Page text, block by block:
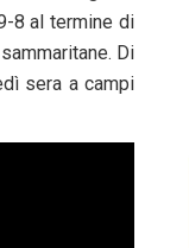
8 al termine di
Di
sera a campi